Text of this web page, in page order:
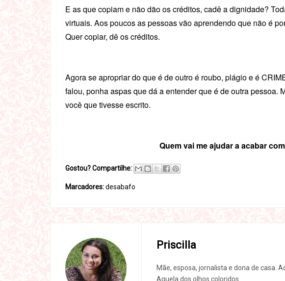
E as que copiam e não dão os créditos, cadê a dignidade?
virtuais. Aos poucos as pessoas vão aprendendo que não é
Quer copiar, dê os créditos.
Agora se apropriar do que é de outro é roubo, plágio e é
falou, ponha aspas que dá a entender que é de outra pessoa.
você que tivesse escrito.
Quem vai me ajudar a acabar
Gostou? Compartilhe:
Marcadores:desabafo
Priscilla
Mãe, esposa, jornalista e dona de casa.
Aquela dos olhos coloridos.